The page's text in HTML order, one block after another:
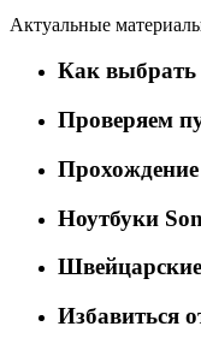
Актуальные
Как выбрать
Проверяем
Ноутбуки
Избавиться